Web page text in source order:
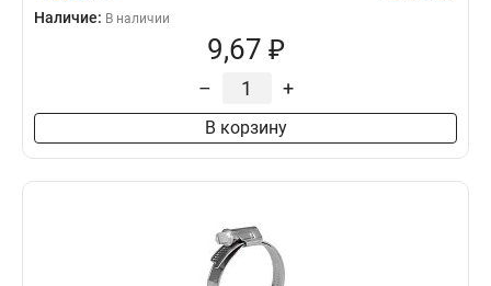
Наличие: В наличии
9,67 ₽
– +
В корзину